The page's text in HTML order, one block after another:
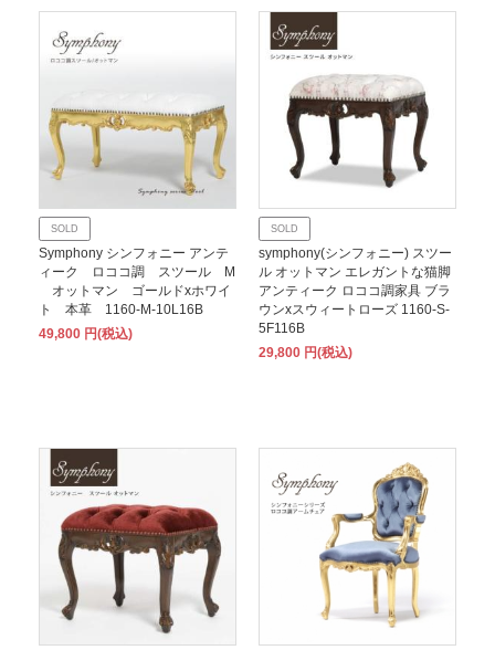
SOLD
Symphony シンフォニー アンテ
ィーク ロココ調 スツール M
オットマン ゴールドxホワイ
ト 本革 1160-M-10L16B
49,800 円(税込)
SOLD
symphony(シンフォニー) スツー
ル オットマン エレガントな猫脚
アンティーク ロココ調家具 ブラ
ウンxスウィートローズ 1160-S-
5F116B
29,800 円(税込)